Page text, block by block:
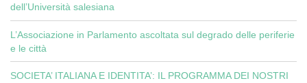
dell’Università salesiana
L’Associazione in Parlamento ascoltata sul degrado delle periferie
e le città
SOCIETA’ ITALIANA E IDENTITA’: IL PROGRAMMA DEI NOSTRI